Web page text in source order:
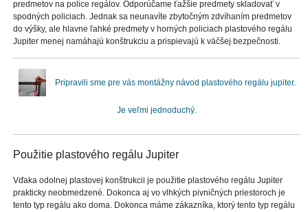
predmetov na police regálov. Odporúčame ťažšie predmety skladovať v
spodných policiach. Jednak sa neunavíte zbytočným zdvíhaním predmetov
do výšky, ale hlavne ľahké predmety v horných policiach plastového regálu
Jupiter menej namáhajú konštrukciu a prispievajú k väčšej bezpečnosti.
Pripravili sme pre vás montážny návod plastového regálu jupiter.
Je veľmi jednoduchý.
Použitie plastového regálu Jupiter
Vďaka odolnej plastovej konštrukcii je použitie plastového regálu Jupiter
prakticky neobmedzené. Dokonca aj vo vlhkých pivničných priestoroch je
tento typ regálu ako doma. Dokonca máme zákazníka, ktorý tento typ regálu